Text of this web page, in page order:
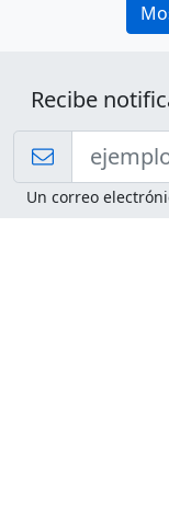
Recibe
Un correo